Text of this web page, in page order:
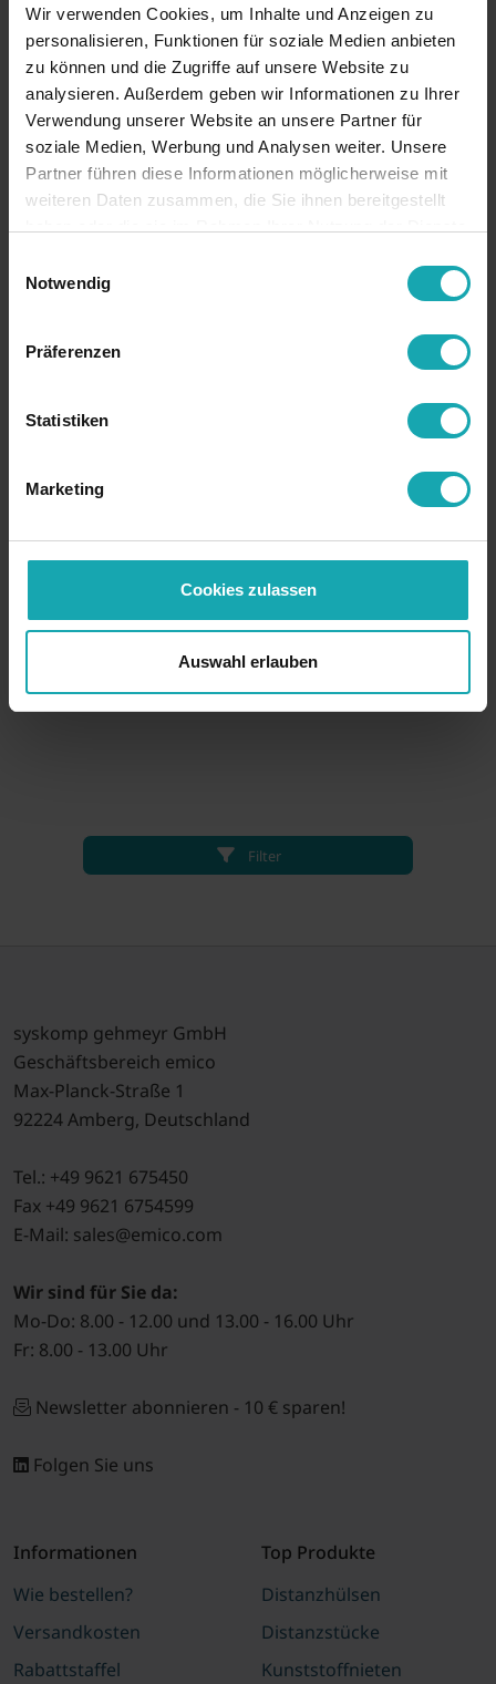
Wir verwenden Cookies, um Inhalte und Anzeigen zu
personalisieren, Funktionen für soziale Medien anbieten
zu können und die Zugriffe auf unsere Website zu
analysieren. Außerdem geben wir Informationen zu Ihrer
Verwendung unserer Website an unsere Partner für
soziale Medien, Werbung und Analysen weiter. Unsere
Partner führen diese Informationen möglicherweise mit
weiteren Daten zusammen, die Sie ihnen bereitgestellt
Notwendig
Präferenzen
Statistiken
Marketing
Cookies zulassen
Auswahl erlauben
Filter
syskomp gehmeyr GmbH
Geschäftsbereich emico
Max-Planck-Straße 1
92224 Amberg, Deutschland
Tel.: +49 9621 675450
Fax +49 9621 6754599
E-Mail: sales@emico.com
Wir sind für Sie da:
Mo-Do: 8.00 - 12.00 und 13.00 - 16.00 Uhr
Fr: 8.00 - 13.00 Uhr
Newsletter abonnieren - 10 € sparen!
Folgen Sie uns
Informationen
Wie bestellen?
Versandkosten
Rabattstaffel
Top Produkte
Distanzhülsen
Distanzstücke
Kunststoffnieten